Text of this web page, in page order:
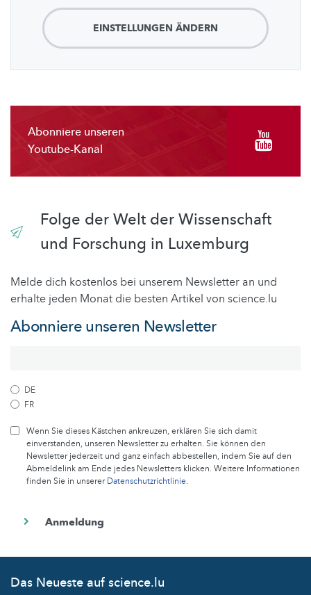
EINSTELLUNGEN ÄNDERN
Abonniere unseren
Youtube-Kanal
Folge der Welt der Wissenschaft
und Forschung in Luxemburg
Melde dich kostenlos bei unserem Newsletter an und
erhalte jeden Monat die besten Artikel von science.lu
Abonniere unseren Newsletter
DE
FR
Wenn Sie dieses Kästchen ankreuzen, erklären Sie sich damit
einverstanden, unseren Newsletter zu erhalten. Sie können den
Newsletter jederzeit und ganz einfach abbestellen, indem Sie auf den
Abmeldelink am Ende jedes Newsletters klicken. Weitere Informationen
finden Sie in unsererDatenschutzrichtlinie.
Das Neueste auf science.lu